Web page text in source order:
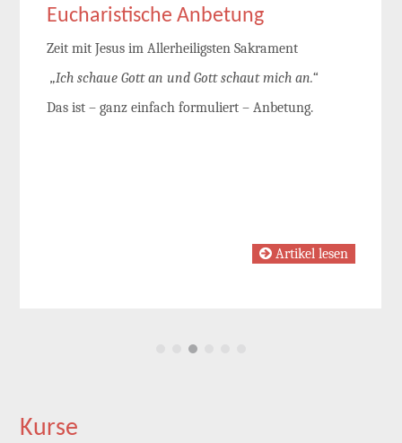
Eucharistische Anbetung
Zeit mit Jesus im Allerheiligsten Sakrament
„Ich schaue Gott an und Gott schaut mich an.“
Das ist – ganz einfach formuliert – Anbetung.
Artikel lesen
Kurse